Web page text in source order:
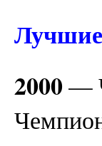
Лучшие
2000—